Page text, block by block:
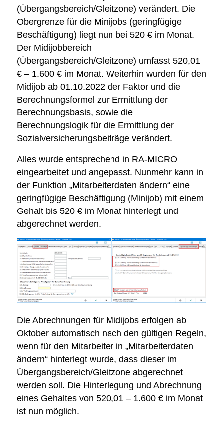
(Übergangsbereich/Gleitzone) verändert. Die
Obergrenze für die Minijobs (geringfügige
Beschäftigung) liegt nun bei 520 € im Monat.
Der Midijobbereich
(Übergangsbereich/Gleitzone) umfasst 520,01
€ – 1.600 € im Monat. Weiterhin wurden für den
Midijob ab 01.10.2022 der Faktor und die
Berechnungsformel zur Ermittlung der
Berechnungsbasis, sowie die
Berechnungslogik für die Ermittlung der
Sozialversicherungsbeiträge verändert.
Alles wurde entsprechend in RA-MICRO
eingearbeitet und angepasst. Nunmehr kann in
der Funktion „Mitarbeiterdaten ändern“ eine
geringfügige Beschäftigung (Minijob) mit einem
Gehalt bis 520 € im Monat hinterlegt und
abgerechnet werden.
Die Abrechnungen für Midijobs erfolgen ab
Oktober automatisch nach den gültigen Regeln,
wenn für den Mitarbeiter in „Mitarbeiterdaten
ändern“ hinterlegt wurde, dass dieser im
Übergangsbereich/Gleitzone abgerechnet
werden soll. Die Hinterlegung und Abrechnung
eines Gehaltes von 520,01 – 1.600 € im Monat
ist nun möglich.